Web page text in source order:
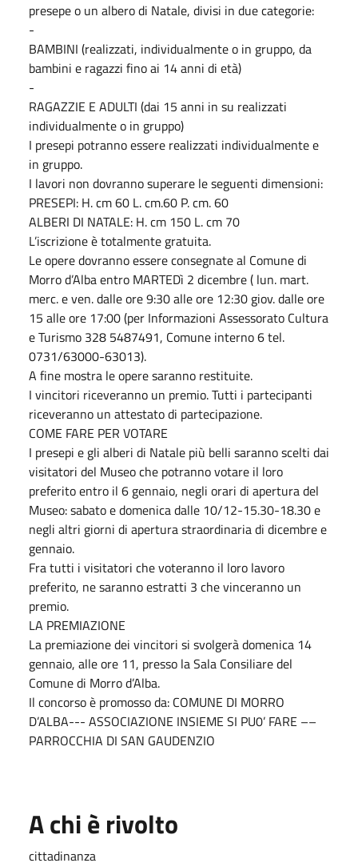
presepe o un albero di Natale, divisi in due categorie:
-
BAMBINI (realizzati, individualmente o in gruppo, da
bambini e ragazzi fino ai 14 anni di età)
-
RAGAZZIE E ADULTI (dai 15 anni in su realizzati
individualmente o in gruppo)
I presepi potranno essere realizzati individualmente e
in gruppo.
I lavori non dovranno superare le seguenti dimensioni:
PRESEPI: H. cm 60 L. cm.60 P. cm. 60
ALBERI DI NATALE: H. cm 150 L. cm 70
L’iscrizione è totalmente gratuita.
Le opere dovranno essere consegnate al Comune di
Morro d’Alba entro MARTEDì 2 dicembre ( lun. mart.
merc. e ven. dalle ore 9:30 alle ore 12:30 giov. dalle ore
15 alle ore 17:00 (per Informazioni Assessorato Cultura
e Turismo 328 5487491, Comune interno 6 tel.
0731/63000-63013).
A fine mostra le opere saranno restituite.
I vincitori riceveranno un premio. Tutti i partecipanti
riceveranno un attestato di partecipazione.
COME FARE PER VOTARE
I presepi e gli alberi di Natale più belli saranno scelti dai
visitatori del Museo che potranno votare il loro
preferito entro il 6 gennaio, negli orari di apertura del
Museo: sabato e domenica dalle 10/12-15.30-18.30 e
negli altri giorni di apertura straordinaria di dicembre e
gennaio.
Fra tutti i visitatori che voteranno il loro lavoro
preferito, ne saranno estratti 3 che vinceranno un
premio.
LA PREMIAZIONE
La premiazione dei vincitori si svolgerà domenica 14
gennaio, alle ore 11, presso la Sala Consiliare del
Comune di Morro d’Alba.
Il concorso è promosso da: COMUNE DI MORRO
D’ALBA--- ASSOCIAZIONE INSIEME SI PU0’ FARE ––
PARROCCHIA DI SAN GAUDENZIO
A chi è rivolto
cittadinanza